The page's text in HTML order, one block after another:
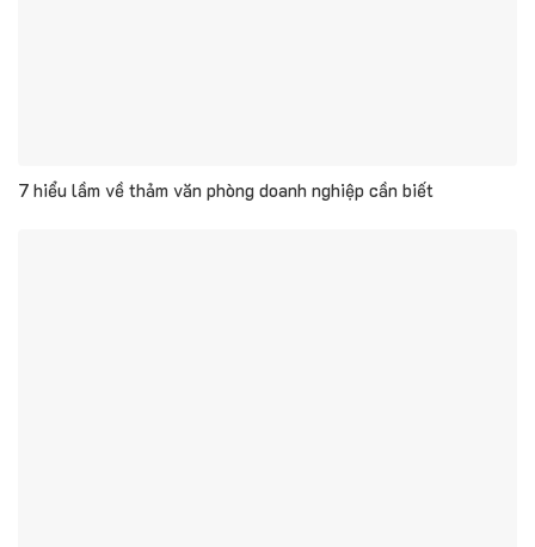
7 hiểu lầm về thảm văn phòng doanh nghiệp cần biết